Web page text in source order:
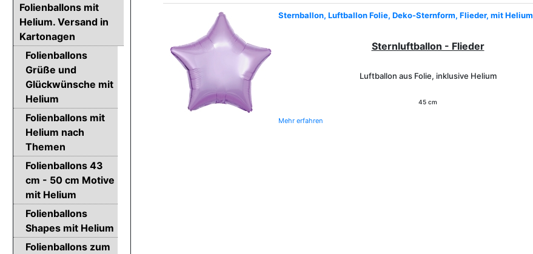
Sternballon, Luftballon Folie, Deko-Sternform, Flieder, mit Helium
Sternluftballon - Flieder
Luftballon aus Folie, inklusive Helium
45 cm
Mehr erfahren
Folienballons mit
Helium. Versand in
Kartonagen
Folienballons
Grüße und
Glückwünsche mit
Helium
Folienballons mit
Helium nach
Themen
Folienballons 43
cm - 50 cm Motive
mit Helium
Folienballons
Shapes mit Helium
Folienballons zum